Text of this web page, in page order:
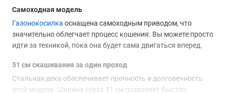
Самоходная модель
Газонокосилка оснащена самоходным приводом, что
значительно облегчает процесс кошения. Вы можете просто
идти за техникой, пока она будет сама двигаться вперед.
51 см скашивания за один проход
Стальная дека обеспечивает прочность и долговечность
этой модели. Ширина среза 51 см позволяет быстро